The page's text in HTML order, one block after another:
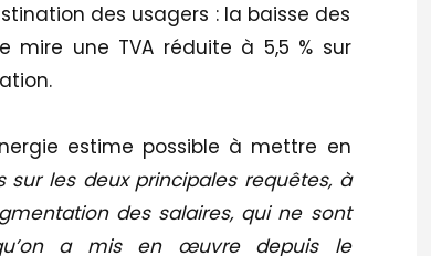
des usagers : la baisse des
mire une TVA réduite à 5,5 % sur
estime possible à mettre en
sur les deux principales requêtes, à
des salaires, qui ne sont
a mis en œuvre depuis le